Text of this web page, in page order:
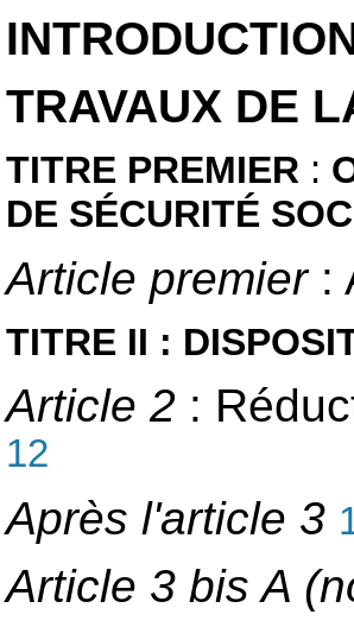
TRAVAUX DE
TITRE PREMIER :
DE SÉCURITÉ
Article premier :
TITRE II :
Article 2 :
12
Après l'article 3
Article 3 bis A